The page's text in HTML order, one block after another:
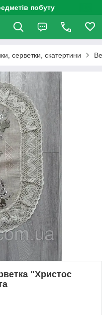
побуту
серветки, скатертини
"Христос